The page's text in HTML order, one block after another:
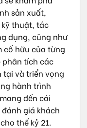
sản xuất,
thuật, tác
dụng, cũng như
cố hữu của từng
phân tích các
tại và triển vọng
hành trình
đến cái
giá khách
thế kỷ 21.